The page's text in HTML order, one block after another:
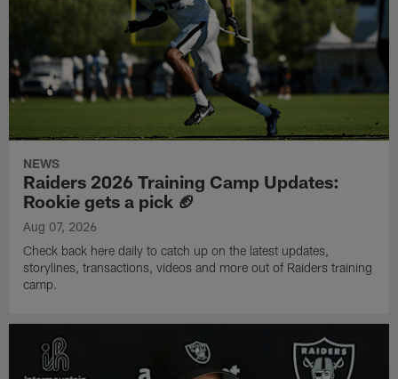
NEWS
Raiders 2026 Training Camp Updates:
Rookie gets a pick 🏈
Aug 07, 2026
Check back here daily to catch up on the latest updates,
storylines, transactions, videos and more out of Raiders training
camp.